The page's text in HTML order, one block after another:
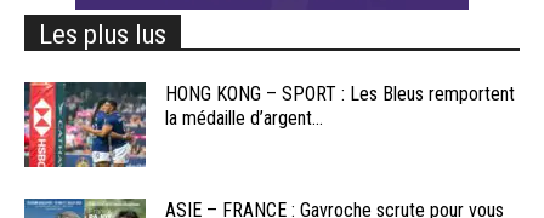
Les plus lus
HONG KONG – SPORT : Les Bleus remportent
la médaille d’argent...
ASIE – FRANCE : Gavroche scrute pour vous